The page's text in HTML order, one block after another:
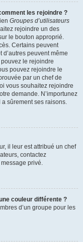
les rejoindre ?
Groupes d’utilisateurs
rejoindre un des
le bouton approprié.
Certains peuvent
peuvent même
le rejoindre
pouvez rejoindre le
par un chef de
vous souhaitez rejoindre
demande. N’importunez
sûrement ses raisons.
il leur est attribué un chef
contactez
privé.
couleur différente ?
d’un groupe pour les